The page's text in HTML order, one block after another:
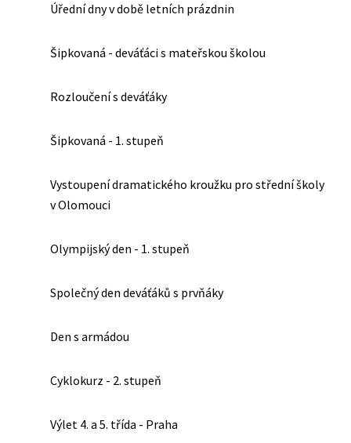
Úřední dny v době letních prázdnin
Šipkovaná - deváťáci s mateřskou školou
Rozloučení s deváťáky
Šipkovaná - 1. stupeň
Vystoupení dramatického kroužku pro střední školy
v Olomouci
Olympijský den - 1. stupeň
Společný den deváťáků s prvňáky
Den s armádou
Cyklokurz - 2. stupeň
Výlet 4. a 5. třída - Praha